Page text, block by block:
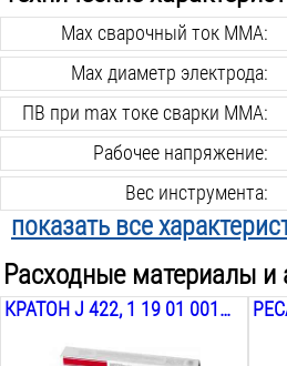
Max сварочный ток MMA:
Max диаметр электрода:
ПВ при max токе сварки MMA:
Рабочее напряжение:
Вес инструмента:
Min сварочный ток MMA:
Min диаметр электрода:
Степень защиты:
Max потребляемая сила тока MMA:
показать все
Расходные материалы и
КРАТОН J 422, 1 19 01 001 001, 2.5 ММ, 5 КГ